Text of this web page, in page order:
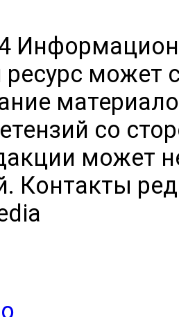
может
со
может
Контакты